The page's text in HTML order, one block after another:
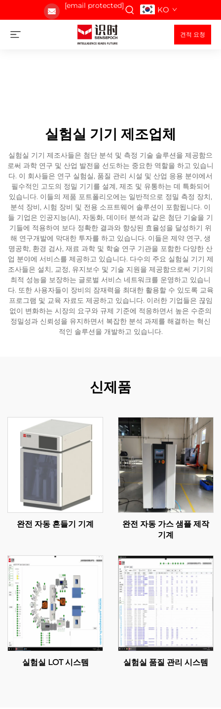
[email protected] KO
견적 요청
실험실 기기 제조업체
실험실 기기 제조사들은 첨단 분석 및 측정 기술 솔루션을 제공함으
로써 과학 연구 및 산업 발전을 선도하는 중요한 역할을 하고 있습니
다. 이 회사들은 연구 실험실, 품질 관리 시설 및 산업 응용 분야에서
필수적인 고도의 정밀 기기를 설계, 제조 및 유통하는 데 특화되어
있습니다. 이들의 제품 포트폴리오에는 일반적으로 정밀 측정 장치,
분석 장비, 시험 장비 및 전용 소프트웨어 솔루션이 포함됩니다. 이
들 기업은 인공지능(AI), 자동화, 데이터 분석과 같은 첨단 기술을 기
기들에 적용하여 보다 정확한 결과와 향상된 효율성을 달성하기 위
해 연구개발에 막대한 투자를 하고 있습니다. 이들은 제약 연구, 생
명공학, 환경 검사, 재료 과학 및 학술 연구 기관을 포함한 다양한 산
업 분야에 서비스를 제공하고 있습니다. 다수의 주요 실험실 기기 제
조사들은 설치, 교정, 유지보수 및 기술 지원을 제공함으로써 기기의
최적 성능을 보장하는 글로벌 서비스 네트워크를 운영하고 있습니
다. 또한 사용자들이 장비의 잠재력을 최대한 활용할 수 있도록 교육
프로그램 및 교육 자료도 제공하고 있습니다. 이러한 기업들은 끊임
없이 변화하는 시장의 요구와 규제 기준에 적응하면서 높은 수준의
정밀성과 신뢰성을 유지하면서 복잡한 분석 과제를 해결하는 혁신
적인 솔루션을 개발하고 있습니다.
신제품
완전 자동 흔들기 기계
완전 자동 가스 샘플 제작
기계
실험실 LOT 시스템 실험실 품질 관리 시스템